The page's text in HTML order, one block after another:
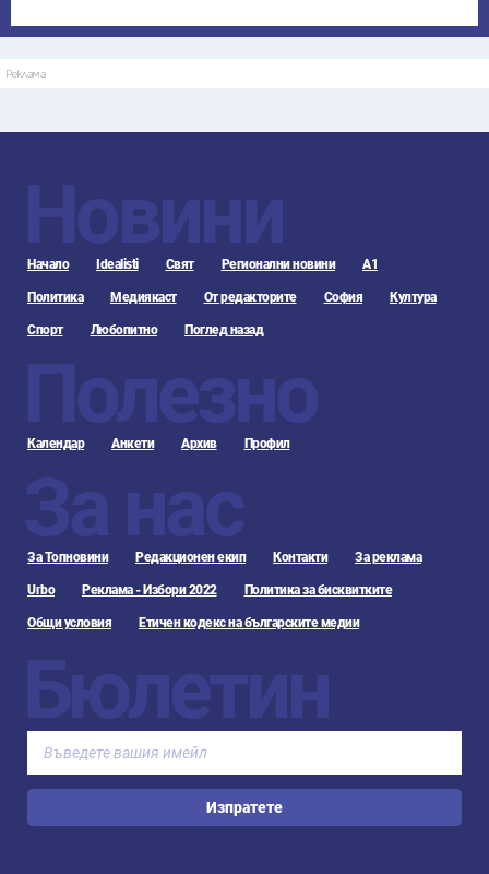
Реклама
Новини
Начало Idealisti Свят Регионални новини А1
Политика Медиякаст От редакторите София Култура
Спорт Любопитно Поглед назад
Полезно
Календар Анкети Архив Профил
За нас
За Топновини Редакционен екип Контакти За реклама
Urbo Реклама - Избори 2022 Политика за бисквитките
Общи условия Етичен кодекс на българските медии
Бюлетин
Изпратете